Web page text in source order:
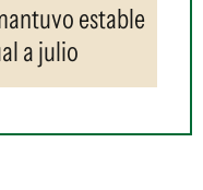
estable
a julio